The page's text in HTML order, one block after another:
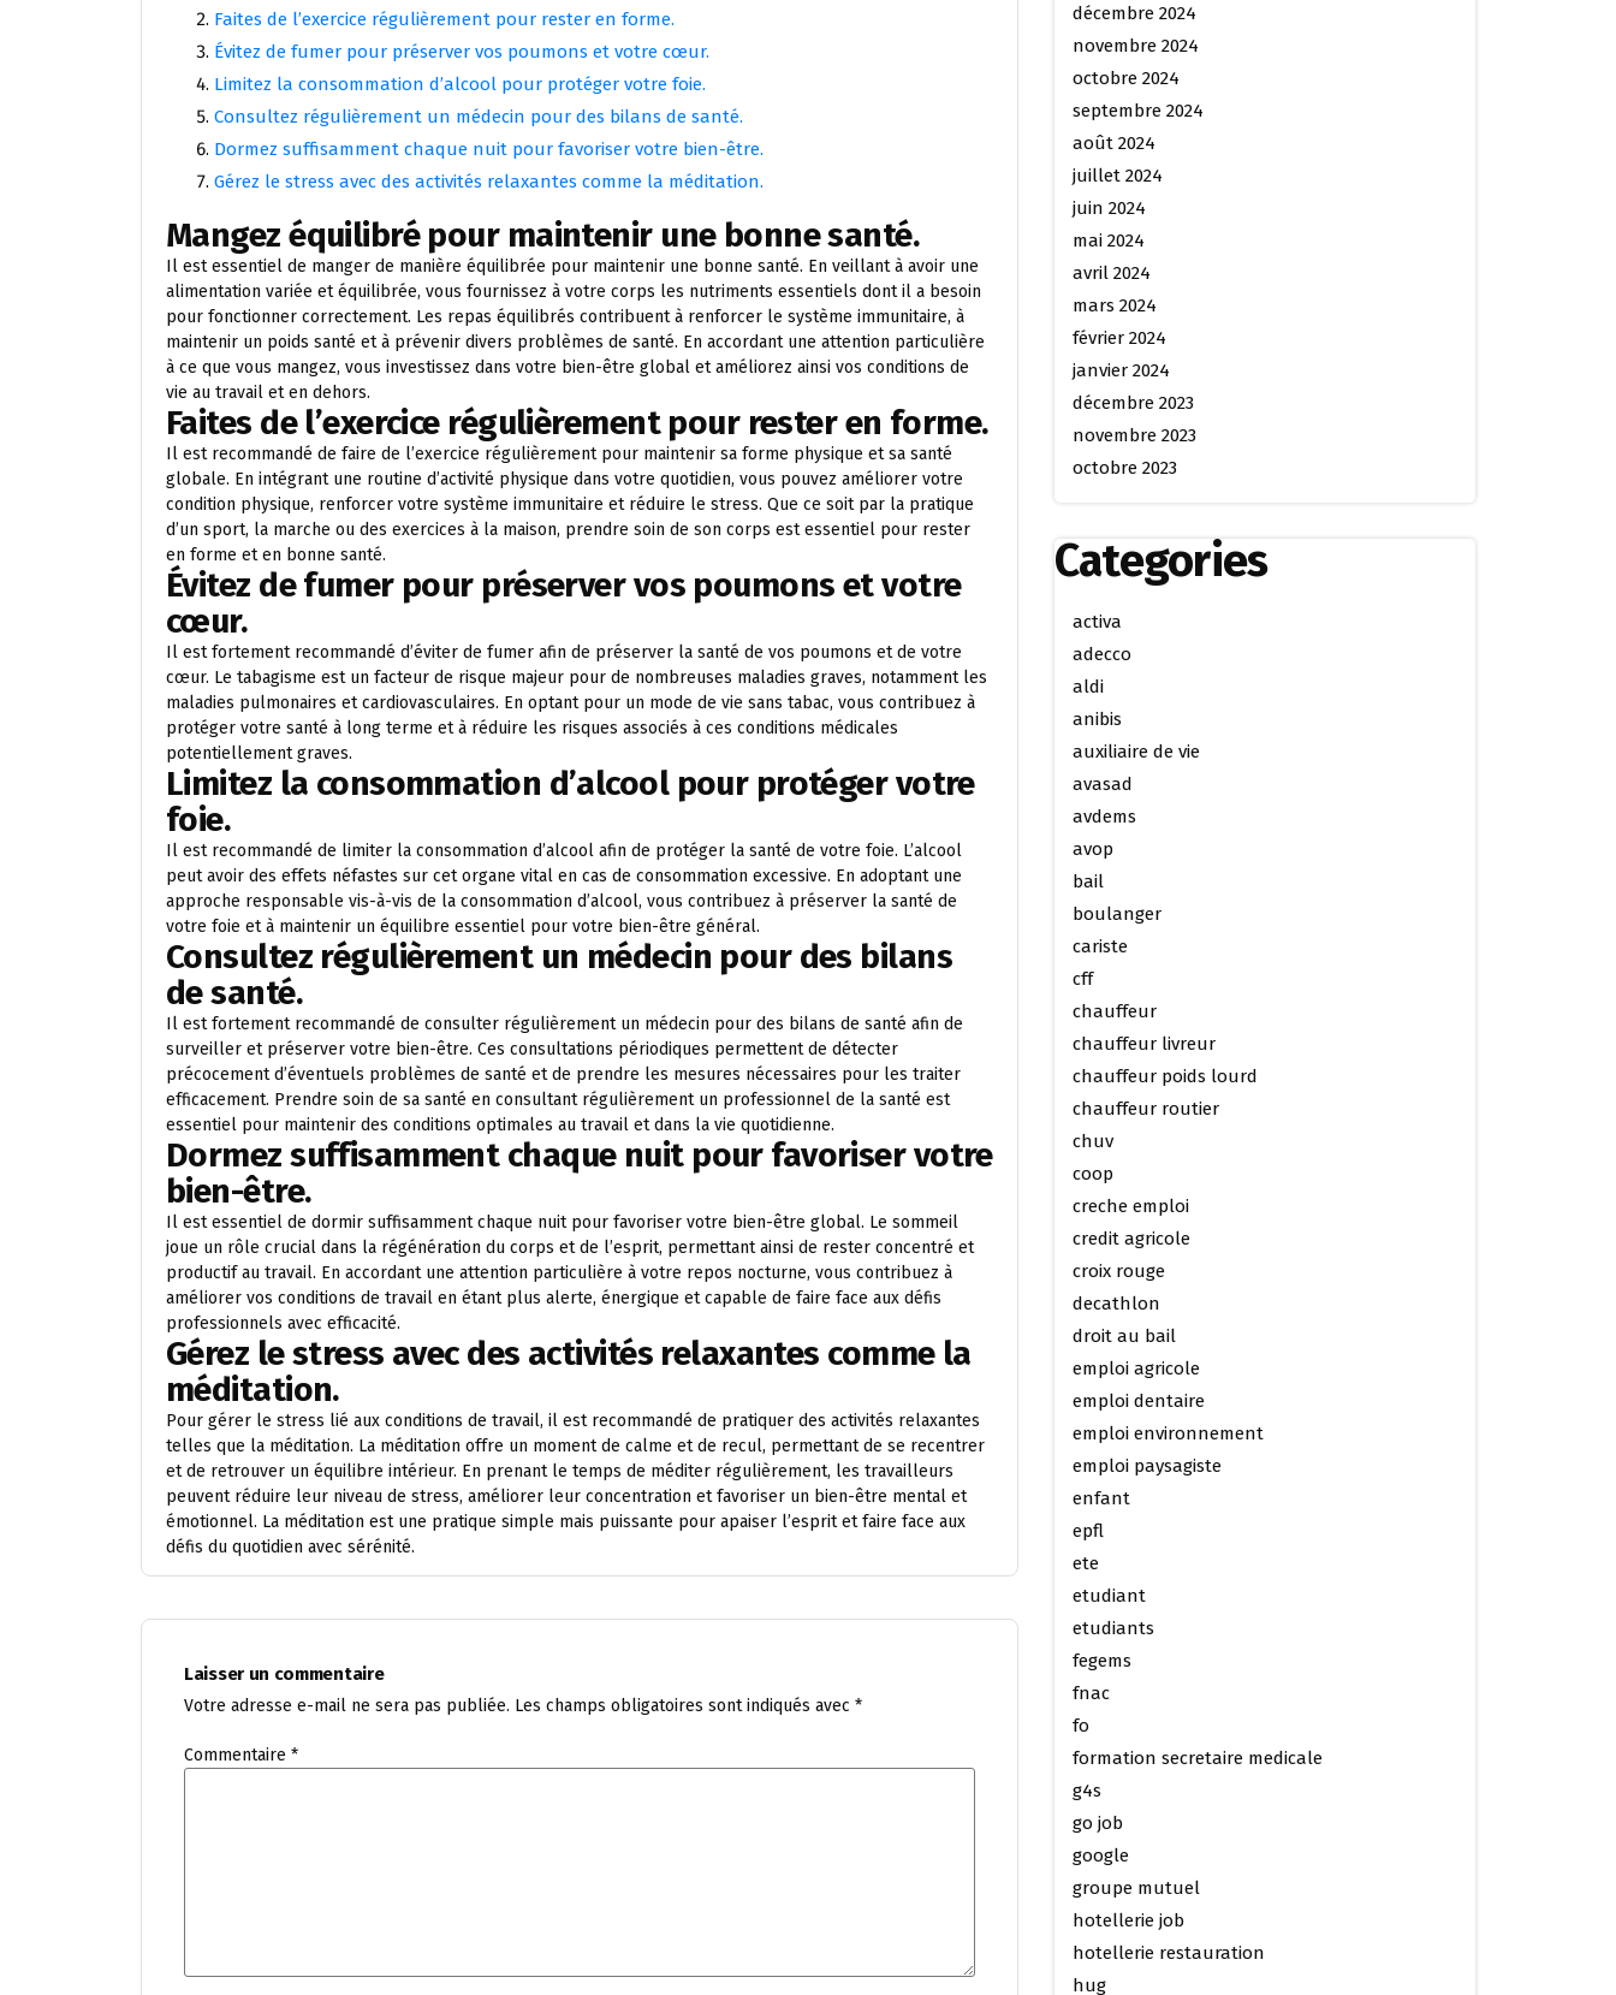
Faites de l’exercice régulièrement pour rester en forme.
Évitez de fumer pour préserver vos poumons et votre cœur.
Limitez la consommation d’alcool pour protéger votre foie.
Consultez régulièrement un médecin pour des bilans de santé.
Dormez suffisamment chaque nuit pour favoriser votre bien-être.
Gérez le stress avec des activités relaxantes comme la méditation.
Mangez équilibré pour maintenir une bonne santé.
Il est essentiel de manger de manière équilibrée pour maintenir une bonne santé. En veillant à avoir une
alimentation variée et équilibrée, vous fournissez à votre corps les nutriments essentiels dont il a besoin
pour fonctionner correctement. Les repas équilibrés contribuent à renforcer le système immunitaire, à
maintenir un poids santé et à prévenir divers problèmes de santé. En accordant une attention particulière
à ce que vous mangez, vous investissez dans votre bien-être global et améliorez ainsi vos conditions de
vie au travail et en dehors.
Faites de l’exercice régulièrement pour rester en forme.
Il est recommandé de faire de l’exercice régulièrement pour maintenir sa forme physique et sa santé
globale. En intégrant une routine d’activité physique dans votre quotidien, vous pouvez améliorer votre
condition physique, renforcer votre système immunitaire et réduire le stress. Que ce soit par la pratique
d’un sport, la marche ou des exercices à la maison, prendre soin de son corps est essentiel pour rester
en forme et en bonne santé.
Évitez de fumer pour préserver vos poumons et votre
cœur.
Il est fortement recommandé d’éviter de fumer afin de préserver la santé de vos poumons et de votre
cœur. Le tabagisme est un facteur de risque majeur pour de nombreuses maladies graves, notamment les
maladies pulmonaires et cardiovasculaires. En optant pour un mode de vie sans tabac, vous contribuez à
protéger votre santé à long terme et à réduire les risques associés à ces conditions médicales
potentiellement graves.
Limitez la consommation d’alcool pour protéger votre
foie.
Il est recommandé de limiter la consommation d’alcool afin de protéger la santé de votre foie. L’alcool
peut avoir des effets néfastes sur cet organe vital en cas de consommation excessive. En adoptant une
approche responsable vis-à-vis de la consommation d’alcool, vous contribuez à préserver la santé de
votre foie et à maintenir un équilibre essentiel pour votre bien-être général.
Consultez régulièrement un médecin pour des bilans
de santé.
Il est fortement recommandé de consulter régulièrement un médecin pour des bilans de santé afin de
surveiller et préserver votre bien-être. Ces consultations périodiques permettent de détecter
précocement d’éventuels problèmes de santé et de prendre les mesures nécessaires pour les traiter
efficacement. Prendre soin de sa santé en consultant régulièrement un professionnel de la santé est
essentiel pour maintenir des conditions optimales au travail et dans la vie quotidienne.
Dormez suffisamment chaque nuit pour favoriser votre
bien-être.
Il est essentiel de dormir suffisamment chaque nuit pour favoriser votre bien-être global. Le sommeil
joue un rôle crucial dans la régénération du corps et de l’esprit, permettant ainsi de rester concentré et
productif au travail. En accordant une attention particulière à votre repos nocturne, vous contribuez à
améliorer vos conditions de travail en étant plus alerte, énergique et capable de faire face aux défis
professionnels avec efficacité.
Gérez le stress avec des activités relaxantes comme la
méditation.
Pour gérer le stress lié aux conditions de travail, il est recommandé de pratiquer des activités relaxantes
telles que la méditation. La méditation offre un moment de calme et de recul, permettant de se recentrer
et de retrouver un équilibre intérieur. En prenant le temps de méditer régulièrement, les travailleurs
peuvent réduire leur niveau de stress, améliorer leur concentration et favoriser un bien-être mental et
émotionnel. La méditation est une pratique simple mais puissante pour apaiser l’esprit et faire face aux
défis du quotidien avec sérénité.
Laisser un commentaire
Votre adresse e-mail ne sera pas publiée. Les champs obligatoires sont indiqués avec *
Commentaire *
décembre 2024
novembre 2024
octobre 2024
septembre 2024
août 2024
juillet 2024
juin 2024
mai 2024
avril 2024
mars 2024
février 2024
janvier 2024
décembre 2023
novembre 2023
octobre 2023
Categories
activa
adecco
aldi
anibis
auxiliaire de vie
avasad
avdems
avop
bail
boulanger
cariste
cff
chauffeur
chauffeur livreur
chauffeur poids lourd
chauffeur routier
chuv
coop
creche emploi
credit agricole
croix rouge
decathlon
droit au bail
emploi agricole
emploi dentaire
emploi environnement
emploi paysagiste
enfant
epfl
ete
etudiant
etudiants
fegems
fnac
fo
formation secretaire medicale
g4s
go job
google
groupe mutuel
hotellerie job
hotellerie restauration
hug